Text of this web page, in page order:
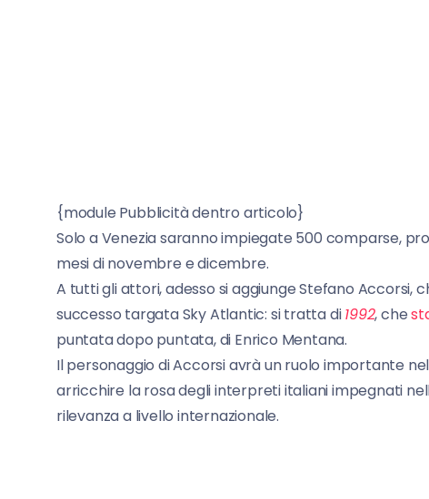
{module Pubblicità dentro articolo}
Solo a Venezia saranno impiegate 500 comparse,
mesi di novembre e dicembre.
A tutti gli attori, adesso si aggiunge Stefano Accorsi,
successo targata Sky Atlantic: si tratta di1992, che
puntata dopo puntata, di Enrico Mentana.
Il personaggio di Accorsi avrà un ruolo importante
arricchire la rosa degli interpreti italiani impegnati
rilevanza a livello internazionale.